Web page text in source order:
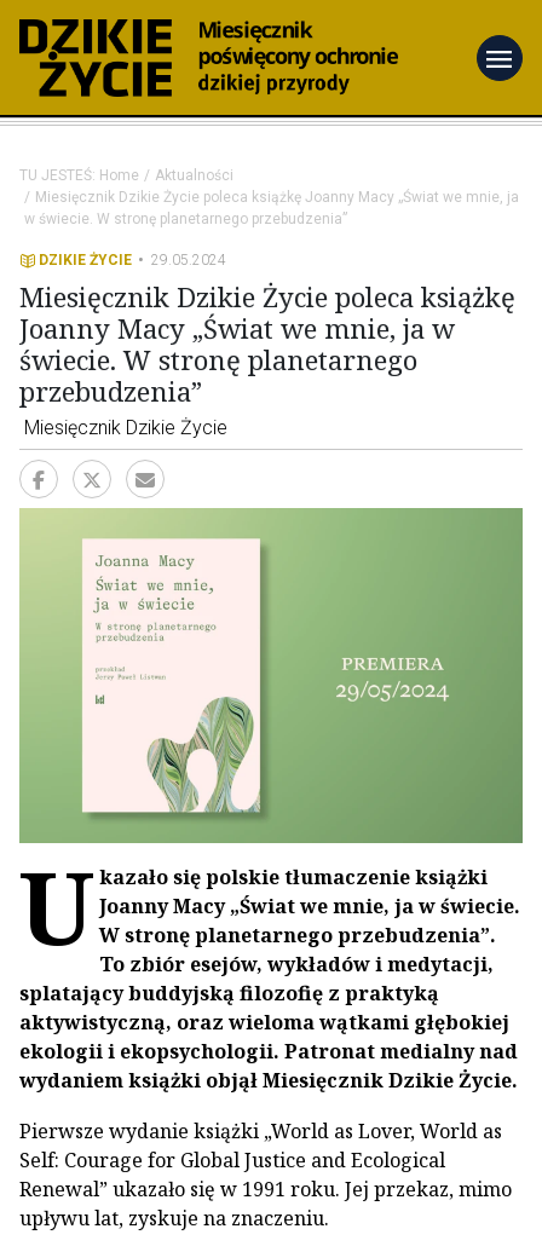
menu
TU JESTEŚ: Home
Aktualności
Miesięcznik Dzikie Życie poleca książkę Joanny Macy „Świat we mnie, ja
w świecie. W stronę planetarnego przebudzenia”
DZIKIE ŻYCIE 29.05.2024
Miesięcznik Dzikie Życie poleca książkę
Joanny Macy „Świat we mnie, ja w
świecie. W stronę planetarnego
przebudzenia”
Miesięcznik Dzikie Życie
U kazało się polskie tłumaczenie książki
Joanny Macy „Świat we mnie, ja w świecie.
W stronę planetarnego przebudzenia”.
To zbiór esejów, wykładów i medytacji,
splatający buddyjską filozofię z praktyką
aktywistyczną, oraz wieloma wątkami głębokiej
ekologii i ekopsychologii. Patronat medialny nad
wydaniem książki objął Miesięcznik Dzikie Życie.
Pierwsze wydanie książki „World as Lover, World as
Self: Courage for Global Justice and Ecological
Renewal” ukazało się w 1991 roku. Jej przekaz, mimo
upływu lat, zyskuje na znaczeniu.